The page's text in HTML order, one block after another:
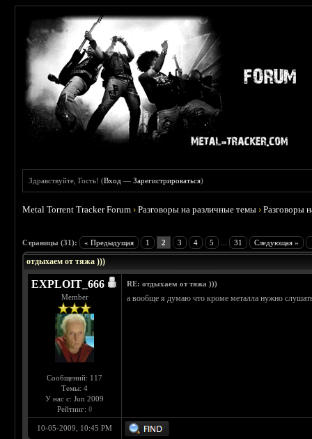
Здравствуйте, Гость! (Вход —Зарегистрироваться)
Metal Torrent Tracker Forum ›Разговоры на различные темы ›Разговоры
Страницы (31): « Предыдущая 1 2 3 4 5 31 Следующая »
отдыхаем от тяжа )))
EXPLOIT_666
Member
Сообщений: 117
Темы: 4
У нас с: Jun 2009
Рейтинг: 0
RE: отдыхаем от тяжа )))
а вообще я думаю что кроме металла нужно
10-05-2009, 10:45 PM